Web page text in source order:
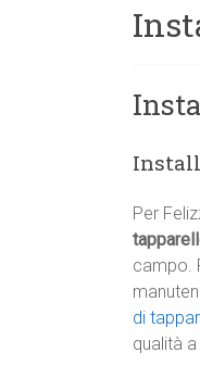
Per
campo.
di
qualità